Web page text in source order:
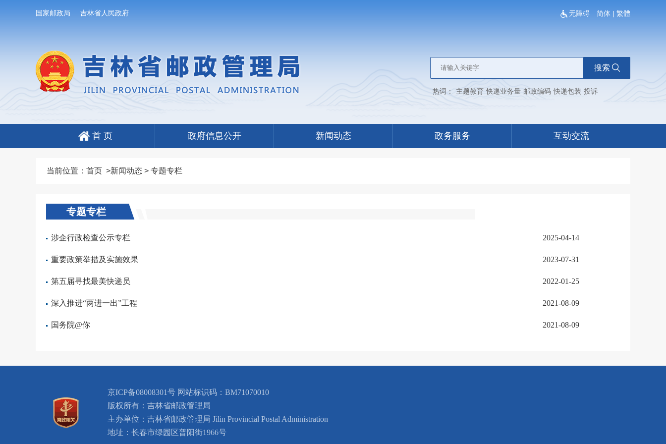
国家邮政局 吉林省人民政府 无障碍 简体 | 繁體
搜索
热词： 主题教育 快递业务量 邮政编码 快递包装 投诉
首 页 政府信息公开 新闻动态 政务服务 互动交流
当前位置： 首页>新闻动态> 专题专栏
专题专栏
涉企行政检查公示专栏 2025-04-14
重要政策举措及实施效果 2023-07-31
第五届寻找最美快递员 2022-01-25
深入推进“两进一出”工程 2021-08-09
国务院@你 2021-08-09
京ICP备08008301号 网站标识码：BM71070010
版权所有：吉林省邮政管理局
主办单位：吉林省邮政管理局 Jilin Provincial Postal Administration
地址：长春市绿园区普阳街1966号